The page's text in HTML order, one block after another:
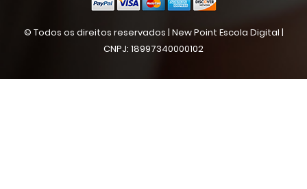
© Todos os direitos reservados | New Point Escola Digital |
CNPJ: 18997340000102